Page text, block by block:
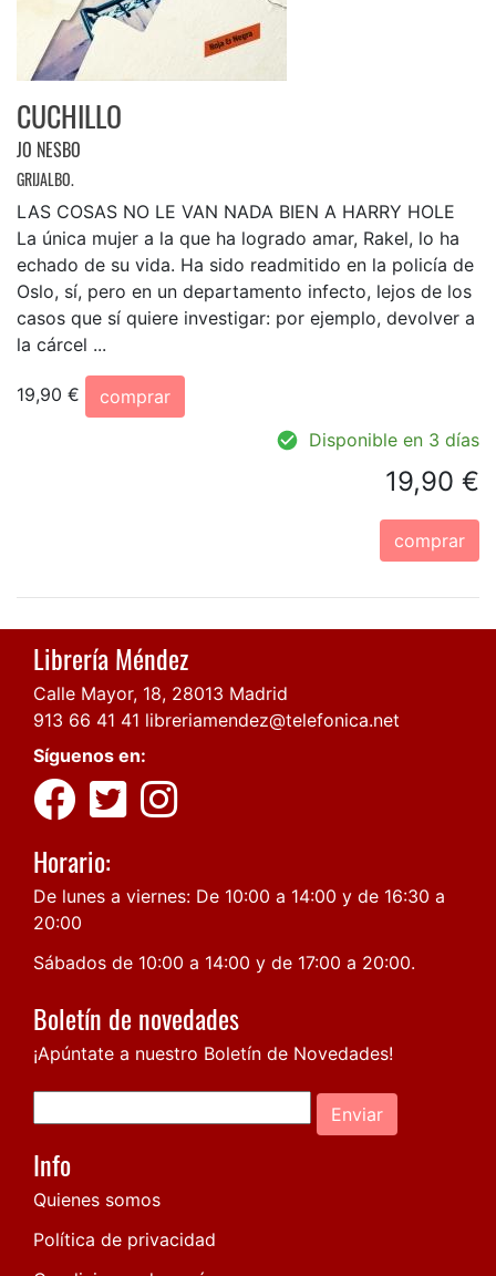
CUCHILLO
JO NESBO
GRIJALBO.
LAS COSAS NO LE VAN NADA BIEN A HARRY HOLE
La única mujer a la que ha logrado amar, Rakel, lo ha
echado de su vida. Ha sido readmitido en la policía de
Oslo, sí, pero en un departamento infecto, lejos de los
casos que sí quiere investigar: por ejemplo, devolver a
la cárcel ...
19,90 €
comprar
Disponible en 3 días
19,90 €
comprar
Librería Méndez
Calle Mayor, 18, 28013 Madrid
913 66 41 41 libreriamendez@telefonica.net
Síguenos en:
Horario:
De lunes a viernes: De 10:00 a 14:00 y de 16:30 a
20:00
Sábados de 10:00 a 14:00 y de 17:00 a 20:00.
Boletín de novedades
¡Apúntate a nuestro Boletín de Novedades!
Enviar
Info
Quienes somos
Política de privacidad